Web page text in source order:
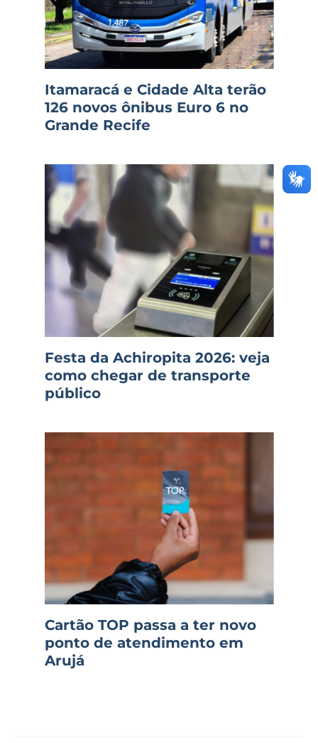
Itamaracá e Cidade Alta terão
126 novos ônibus Euro 6 no
Grande Recife
Festa da Achiropita 2026: veja
como chegar de transporte
público
Cartão TOP passa a ter novo
ponto de atendimento em
Arujá